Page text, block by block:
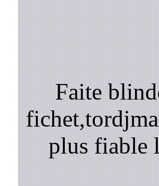
Faite
plus fiable